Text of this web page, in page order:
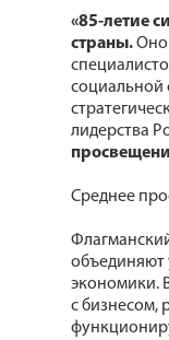
«85-летие
страны.Оно
социальной
лидерства
Среднее
объединяют
экономики.
с бизнесом,